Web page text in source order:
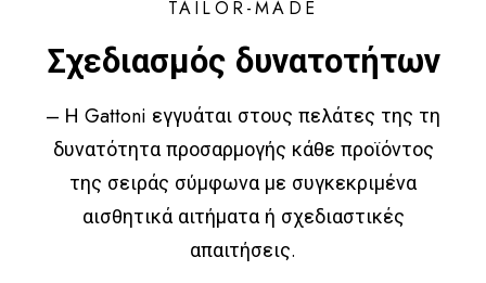
TAILOR-MADE
Σχεδιασμός δυνατοτήτων
– Η Gattoni εγγυάται στους πελάτες της τη
δυνατότητα προσαρμογής κάθε προϊόντος
της σειράς σύμφωνα με συγκεκριμένα
αισθητικά αιτήματα ή σχεδιαστικές
απαιτήσεις.